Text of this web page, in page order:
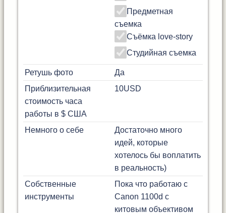
Предметная
съемка
Съёмка love-story
Студийная съемка
Ретушь фото
Да
Приблизительная
стоимость часа
работы в $ США
10USD
Немного о себе
Достаточно много
идей, которые
хотелось бы воплатить
в реальность)
Собственные
инструменты
Пока что работаю с
Canon 1100d с
китовым объективом